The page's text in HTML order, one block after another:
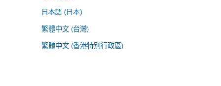
日本語 (日本)
繁體中文 (台灣)
繁體中文 (香港特別行政區)